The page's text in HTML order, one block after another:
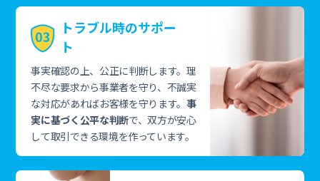
トラブル時のサポー
ト
事実確認の上、公正に判断します。理
不尽な要求から事業者を守り、不誠実
な対応があればお客様を守ります。事
実に基づく公平な判断で、双方が安心
して取引できる環境を作っています。